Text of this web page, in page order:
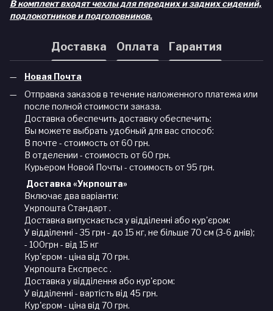
В комплект входят чехлы для передних и задних сидений,
подлокотников и подголовников.
Доставка Оплата Гарантия
Новая Почта
Отправка заказов в течение наложенного платежа или
после полной стоимости заказа.
Доставка обеспечить доставку обеспечить:
Вы можете выбрать удобный для вас способ:
В почте - стоимость от 60 грн.
В отделении - стоимость от 60 грн.
Курьером Новой Почты - стоимость от 95 грн.
Доставка «Укрпошта»
Включає два варіанти:
Укрпошта Стандарт .
Доставка випускається у відділенні або кур'єром:
У відділенні - 35 грн - до 15 кг, не більше 70 см (3-6 днів);
- 100грн - від 15 кг
Кур'єром - ціна від 70 грн.
Укрпошта Експресс .
Доставка у відділення або кур'єром:
У відділенні - вартість від 45 грн.
Кур'єром - ціна від 70 грн.